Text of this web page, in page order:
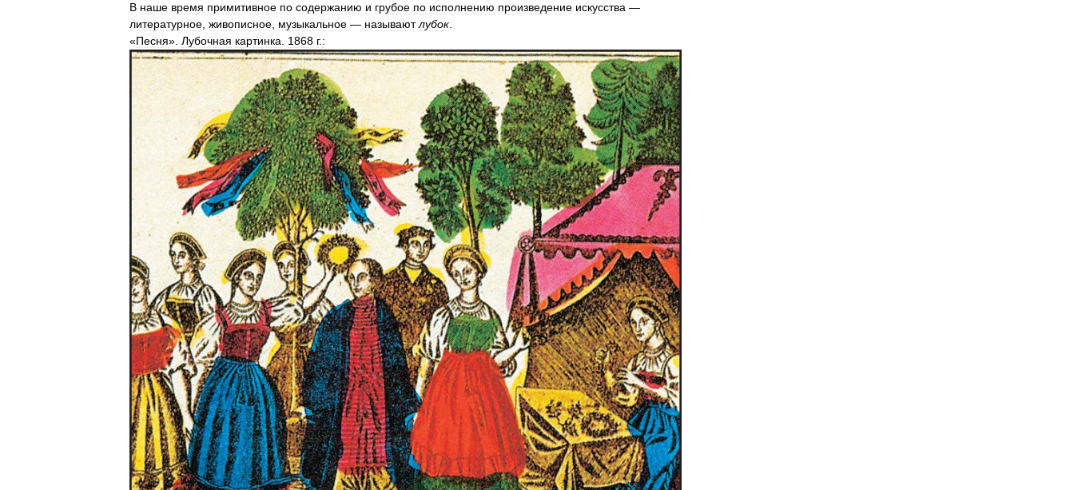
В наше время примитивное по содержанию и грубое по исполнению произведение искусства —
литературное живописное музыкальное — называют лубок
«Песня». Лубочная картинка 1868 г.: